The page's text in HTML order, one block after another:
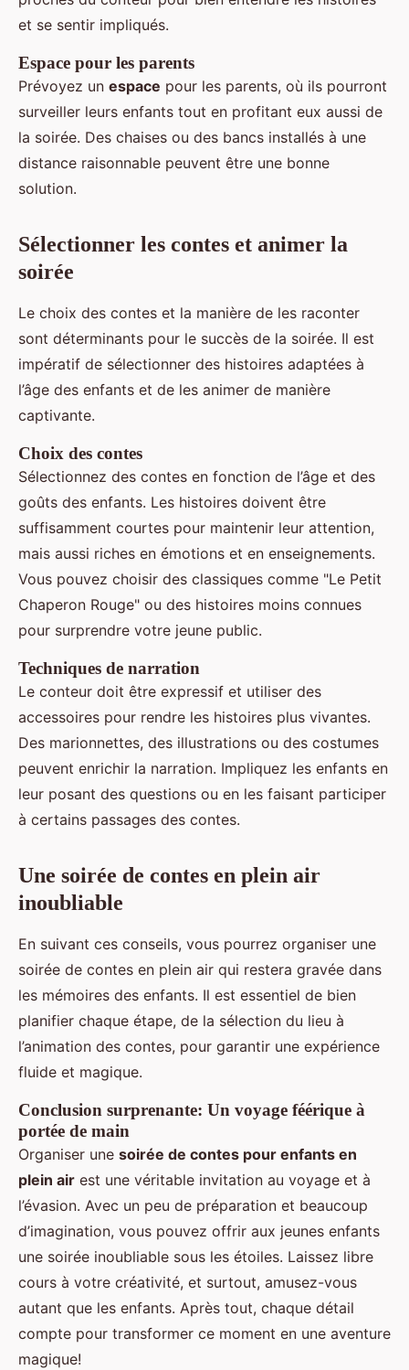
et se sentir impliqués.
Espace pour les parents
Prévoyez un espace pour les parents, où ils pourront
surveiller leurs enfants tout en profitant eux aussi de
la soirée. Des chaises ou des bancs installés à une
distance raisonnable peuvent être une bonne
solution.
Sélectionner les contes et animer la
soirée
Le choix des contes et la manière de les raconter
sont déterminants pour le succès de la soirée. Il est
impératif de sélectionner des histoires adaptées à
l’âge des enfants et de les animer de manière
captivante.
Choix des contes
Sélectionnez des contes en fonction de l’âge et des
goûts des enfants. Les histoires doivent être
suffisamment courtes pour maintenir leur attention,
mais aussi riches en émotions et en enseignements.
Vous pouvez choisir des classiques comme "Le Petit
Chaperon Rouge" ou des histoires moins connues
pour surprendre votre jeune public.
Techniques de narration
Le conteur doit être expressif et utiliser des
accessoires pour rendre les histoires plus vivantes.
Des marionnettes, des illustrations ou des costumes
peuvent enrichir la narration. Impliquez les enfants en
leur posant des questions ou en les faisant participer
à certains passages des contes.
Une soirée de contes en plein air
inoubliable
En suivant ces conseils, vous pourrez organiser une
soirée de contes en plein air qui restera gravée dans
les mémoires des enfants. Il est essentiel de bien
planifier chaque étape, de la sélection du lieu à
l’animation des contes, pour garantir une expérience
fluide et magique.
Conclusion surprenante: Un voyage féérique à
portée de main
Organiser une soirée de contes pour enfants en
plein air est une véritable invitation au voyage et à
l’évasion. Avec un peu de préparation et beaucoup
d’imagination, vous pouvez offrir aux jeunes enfants
une soirée inoubliable sous les étoiles. Laissez libre
cours à votre créativité, et surtout, amusez-vous
autant que les enfants. Après tout, chaque détail
compte pour transformer ce moment en une aventure
magique!